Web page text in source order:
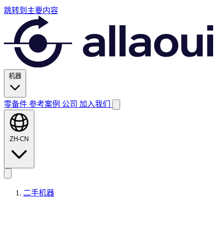
跳转到主要内容
机器
零备件 参考案例 公司 加入我们
ZH-CN
二手机器